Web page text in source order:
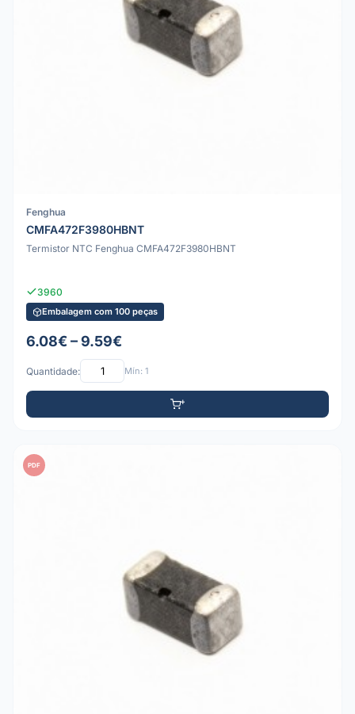
Fenghua
CMFA472F3980HBNT
Termistor NTC Fenghua CMFA472F3980HBNT
3960
Embalagem com 100 peças
6.08€ – 9.59€
Quantidade: Mín: 1
PDF